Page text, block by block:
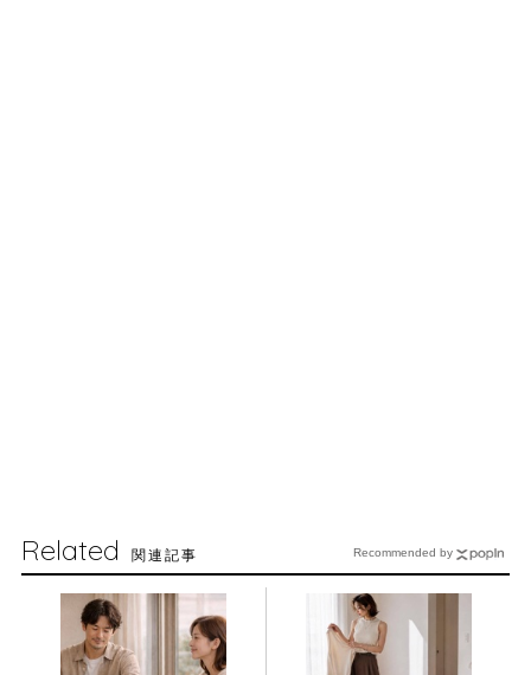
Related 関連記事 Recommended by